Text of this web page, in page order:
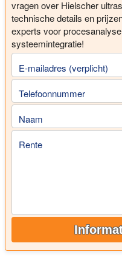
vragen over Hielscher
technische details en
experts voor
systeemintegratie!
E-mailadres (verplicht)
Telefoonnummer
Naam
Rente